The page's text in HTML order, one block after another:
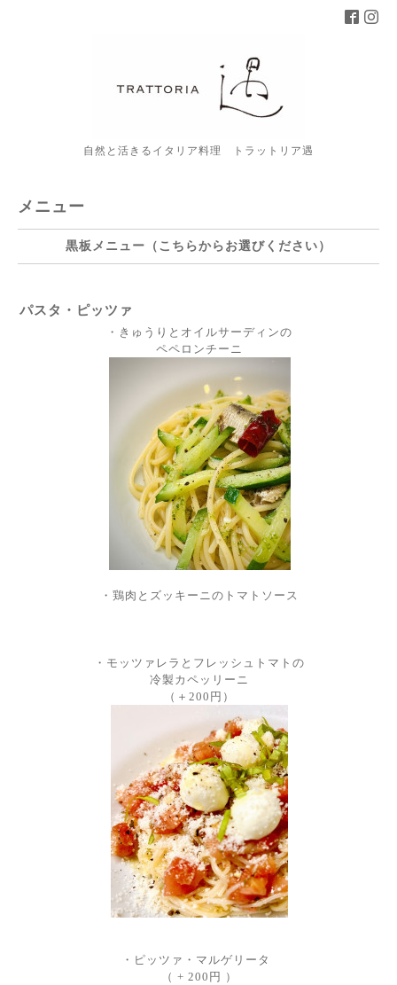
自然と活きるイタリア料理 トラットリア遇
メニュー
黒板メニュー（こちらからお選びください）
パスタ・ピッツァ
・きゅうりとオイルサーディンの
ペペロンチーニ
・鶏肉とズッキーニのトマトソース
・モッツァレラとフレッシュトマトの
冷製カペッリーニ
（＋200円）
・ピッツァ・マルゲリータ
（ + 200円 ）